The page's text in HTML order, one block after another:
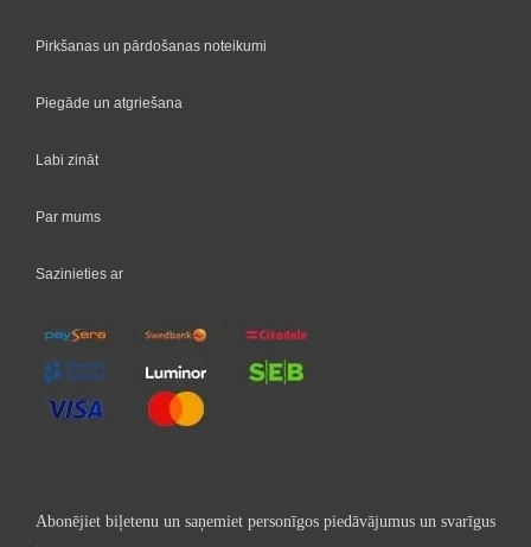
Pirkšanas un pārdošanas noteikumi
Piegāde un atgriešana
Labi zināt
Par mums
Sazinieties ar
Abonējiet biļetenu un saņemiet personīgos piedāvājumus un svarīgus